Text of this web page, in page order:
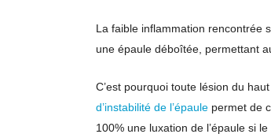
La faible inflammation rencontrée
une épaule déboîtée, permettant
C’est pourquoi toute lésion du
d’instabilité de l’épaule permet de
100% une luxation de l’épaule si